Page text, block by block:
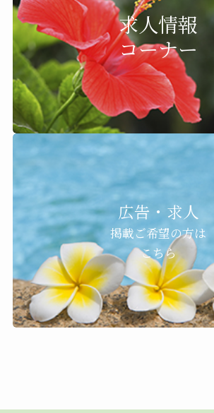
求人情報
コーナー
広告・求人
掲載ご希望の方は
こちら